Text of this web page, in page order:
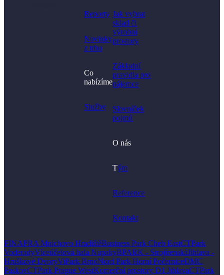
Reporty
Novinky
z trhu
Co
nabízíme
Služby
Jak vybrat
sklad či
výrobní
prostory​
Základní
pravidla pro
nájemce
Slovníček
pojmů
O nás
Tým
Reference
Kontakt
FINAPRA Mnichovo HradištěBusiness Park Cheb EastCTPark
VoderadyVíceúčelová hala NupakyBPARK - StrojírenskáJihlava -
Hruškové DvoryViPark BrnoNord Park Horní PočerniceDMC
PaskovCTPark Prague WestKomerční prostory D1 JihlavaCTPark